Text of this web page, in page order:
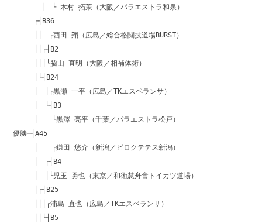
│ └ 木村 拓茉（大阪／パラエストラ和泉）
┌┤B36
││ ┌西田 翔（広島／総合格闘技道場BURST）
││┌┤B2
│││└脇山 直明（大阪／相補体術）
│└┤B24
│ │┌黒瀬 一平（広島／TKエスペランサ）
│ └┤B3
│ └黒澤 亮平（千葉／パラエストラ松戸）
優勝─┤A45
│ ┌鎌田 悠介（新潟／ピロクテテス新潟）
│ ┌┤B4
│ │└児玉 勇也（東京／和術慧舟會トイカツ道場）
│┌┤B25
│││┌浦島 直也（広島／TKエスペランサ）
││└┤B5